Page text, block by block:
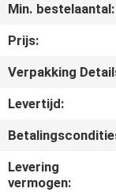
ONS
NIEUWS
Min. bestelaantal:
Prijs:
Verpakking
Levertijd:
Levering
vermogen: